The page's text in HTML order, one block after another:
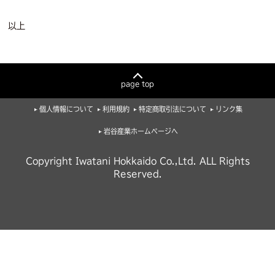
以上
page top
個人情報について 利用規約 特定商取引法について リンク集
岩谷産業ホームページへ
Copyright Iwatani Hokkaido Co.,Ltd. ALL Rights
Reserved.